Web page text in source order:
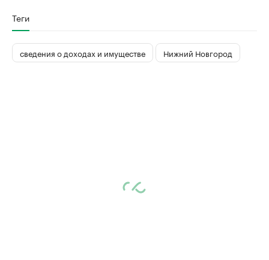
Теги
сведения о доходах и имуществе Нижний Новгород